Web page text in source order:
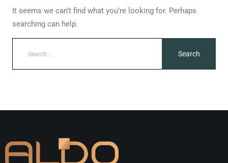
It seems we can’t find what you’re looking for. Perhaps
searching can help.